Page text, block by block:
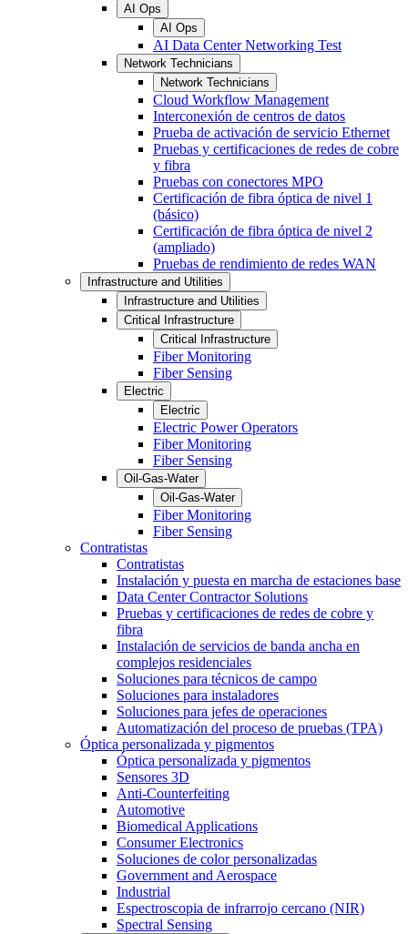
AI Ops
AI Ops
AI Data Center Networking Test
Network Technicians
Network Technicians
Cloud Workflow Management
Interconexión de centros de datos
Prueba de activación de servicio Ethernet
Pruebas y certificaciones de redes de cobre
y fibra
Pruebas con conectores MPO
Certificación de fibra óptica de nivel 1
(básico)
Certificación de fibra óptica de nivel 2
(ampliado)
Pruebas de rendimiento de redes WAN
Infrastructure and Utilities
Infrastructure and Utilities
Critical Infrastructure
Critical Infrastructure
Fiber Monitoring
Fiber Sensing
Electric
Electric
Electric Power Operators
Fiber Monitoring
Fiber Sensing
Oil-Gas-Water
Oil-Gas-Water
Fiber Monitoring
Fiber Sensing
Contratistas
Contratistas
Instalación y puesta en marcha de estaciones base
Data Center Contractor Solutions
Pruebas y certificaciones de redes de cobre y
fibra
Instalación de servicios de banda ancha en
complejos residenciales
Soluciones para técnicos de campo
Soluciones para instaladores
Soluciones para jefes de operaciones
Automatización del proceso de pruebas (TPA)
Óptica personalizada y pigmentos
Óptica personalizada y pigmentos
Sensores 3D
Anti-Counterfeiting
Automotive
Biomedical Applications
Consumer Electronics
Soluciones de color personalizadas
Government and Aerospace
Industrial
Espectroscopia de infrarrojo cercano (NIR)
Spectral Sensing